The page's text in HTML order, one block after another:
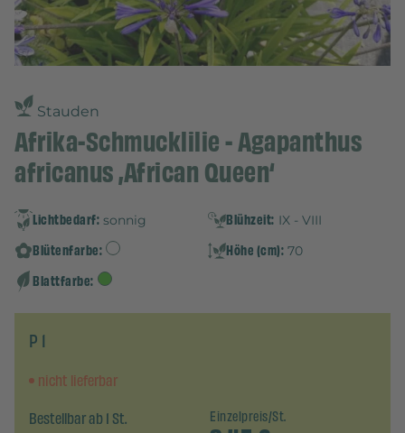
Stauden
Afrika-Schmucklilie - Agapanthus
africanus ‚African Queen‘
Lichtbedarf: sonnig Blühzeit: IX - VIII
Blütenfarbe: Höhe (cm): 70
Blattfarbe:
P 1
nicht lieferbar
Bestellbar ab 1 St.
Einzelpreis/St.